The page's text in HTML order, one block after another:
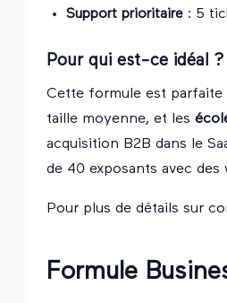
Support prioritaire : 5
Pour qui est-ce idéal ?
Cette formule est parfaite
taille moyenne, et les
acquisition B2B dans le
de 40 exposants avec
Pour plus de détails sur
Formule